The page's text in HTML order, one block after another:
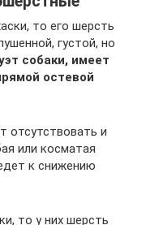
то его шерсть
густой, но
собаки, имеет
остевой
отсутствовать и
или косматая
к снижению
то у них шерсть